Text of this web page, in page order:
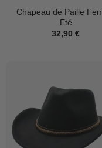
Chapeau de Paille
Eté
32,90 €